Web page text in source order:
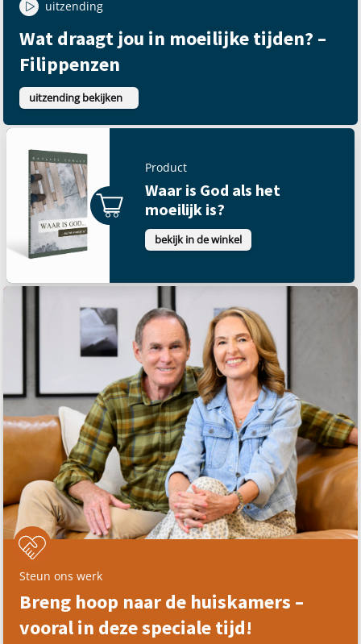
uitzending
Wat draagt jou in moeilijke tijden? –
Filippenzen
uitzending bekijken
Product
Waar is God als het
moeilijk is?
bekijk in de winkel
Steun ons werk
Breng hoop naar de huiskamers –
vooral in deze speciale tijd!